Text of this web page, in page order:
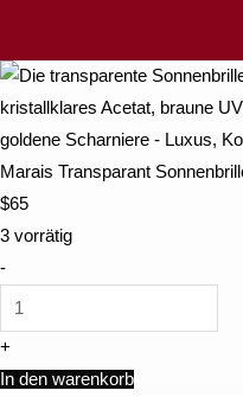
Marais Transparant
$65
3 vorrätig
-
+
In den warenkorb